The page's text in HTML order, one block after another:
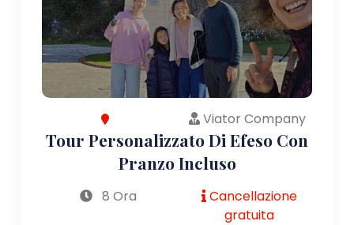
Viator Company
Tour Personalizzato Di Efeso Con
Pranzo Incluso
8 Ora
Cancellazione
gratuita